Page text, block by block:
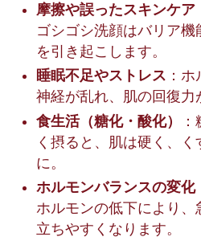
摩擦や誤ったスキンケア
ゴシゴシ洗顔はバリア
を引き起こします。
睡眠不足やストレス ：
神経が乱れ、肌の回復力
食生活（糖化・酸化）
く摂ると、肌は硬く、
に。
ホルモンバランスの変化
ホルモンの低下により、
立ちやすくなります。